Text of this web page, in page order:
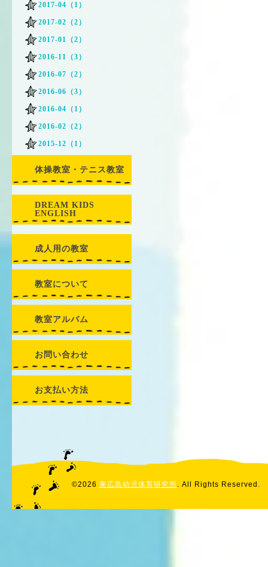
2017-04（1）
2017-02（2）
2017-01（2）
2016-11（3）
2016-07（2）
2016-06（3）
2016-04（1）
2016-02（2）
2015-12（1）
体操教室・テニス教室
DREAM KIDS
ENGLISH
成人用の教室
教室について
教室アルバム
お問い合わせ
お支払い方法
©2026 東広島幼児体育研究所. All Rights Reserved.